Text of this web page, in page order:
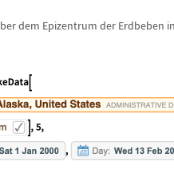
ber dem Epizentrum der Erdbeben